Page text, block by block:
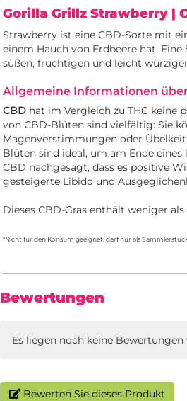
Gorilla Grillz Strawberry |
Strawberry ist eine CBD-Sorte mit
einem Hauch von Erdbeere hat.
süßen, fruchtigen und leicht
Allgemeine Informationen
CBD hat im Vergleich zu THC keine
von CBD-Blüten sind vielfältig: Sie
Magenverstimmungen oder
Blüten sind ideal, um am Ende
CBD nachgesagt, dass es positive
gesteigerte Libido und
Dieses CBD-Gras enthält weniger als
*Nicht für den Konsum geeignet, darf nur als
Bewertungen
Es liegen noch keine Bewertungen
Bewerten Sie dieses Produkt